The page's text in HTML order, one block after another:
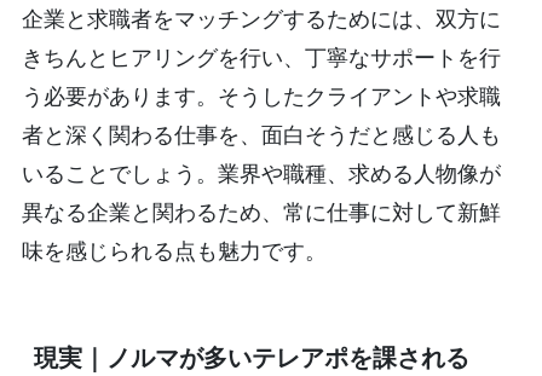
企業と求職者をマッチングするためには、双方に
きちんとヒアリングを行い、丁寧なサポートを行
う必要があります。そうしたクライアントや求職
者と深く関わる仕事を、面白そうだと感じる人も
いることでしょう。業界や職種、求める人物像が
異なる企業と関わるため、常に仕事に対して新鮮
味を感じられる点も魅力です。
現実｜ノルマが多いテレアポを課される